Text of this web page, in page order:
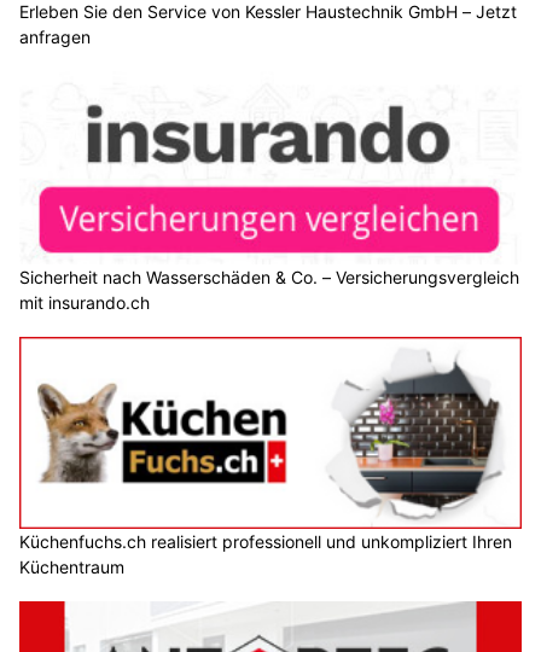
Erleben Sie den Service von Kessler Haustechnik GmbH – Jetzt
anfragen
Sicherheit nach Wasserschäden & Co. – Versicherungsvergleich
mit insurando.ch
Küchenfuchs.ch realisiert professionell und unkompliziert Ihren
Küchentraum